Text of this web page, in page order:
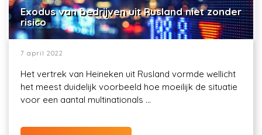
Exodus van bedrijven uit Rusland niet zonder
risico
7 april 2022
Het vertrek van Heineken uit Rusland vormde wellicht
het meest duidelijk voorbeeld hoe moeilijk de situatie
voor een aantal multinationals ...